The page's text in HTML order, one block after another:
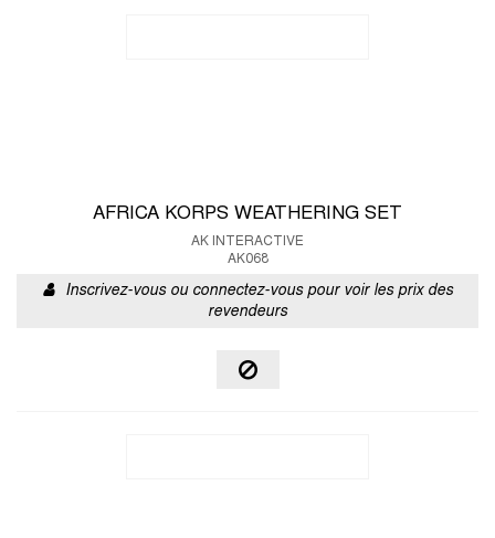
AFRICA KORPS WEATHERING SET
AK INTERACTIVE
AK068
Inscrivez-vous ou connectez-vous pour voir les prix des
revendeurs